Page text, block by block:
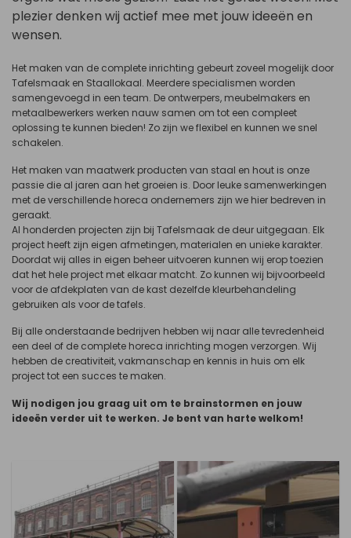
plezier denken wij actief mee met jouw ideeën en
wensen.
Het maken van de complete inrichting gebeurt zoveel mogelijk door
Tafelsmaak en Staallokaal. Meerdere specialismen worden
samengevoegd in een team. De ontwerpers, meubelmakers en
metaalbewerkers werken nauw samen om tot een compleet
oplossing te kunnen bieden! Zo zijn we flexibel en kunnen we snel
schakelen.
Het maken van maatwerk producten van staal en hout is onze
passie die al jaren aan het groeien is. Door leuke samenwerkingen
met de verschillende horeca ondernemers zijn we hier bedreven in
geraakt.
Al honderden projecten zijn bij Tafelsmaak de deur uitgegaan. Elk
project heeft zijn eigen afmetingen, materialen en unieke karakter.
Doordat wij alles in eigen beheer uitvoeren kunnen wij erop toezien
dat het hele project met elkaar matcht. Zo kunnen wij bijvoorbeeld
voor de afdekplaten van de kast dezelfde kleurbehandeling
gebruiken als voor de tafels.
Bij alle onderstaande bedrijven hebben wij naar alle tevredenheid
een deel of de complete horeca inrichting mogen verzorgen. Wij
hebben de creativiteit, vakmanschap en kennis in huis om elk
project tot een succes te maken.
Wij nodigen jou graag uit om te brainstormen en jouw
ideeën verder uit te werken. Je bent van harte welkom!